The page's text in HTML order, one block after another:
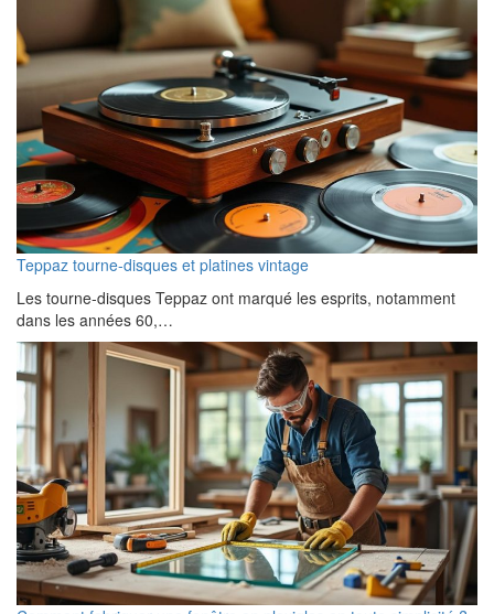
Teppaz tourne-disques et platines vintage
Les tourne-disques Teppaz ont marqué les esprits, notamment
dans les années 60,…